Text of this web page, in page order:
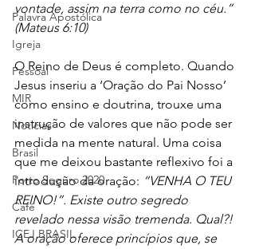
Palavra Apostólica
Igreja
Pessoal
MIR
Notícias
Brasil
Porto Seguro 2020
Café
ICEJ BRASIL
vontade, assim na terra como no céu.”
(Mateus 6:10)
O Reino de Deus é completo. Quando
Jesus inseriu a ‘Oração do Pai Nosso’
como ensino e doutrina, trouxe uma
instrução de valores que não pode ser
medida na mente natural. Uma coisa
que me deixou bastante reflexivo foi a
introdução da oração: “VENHA O TEU
REINO!”. Existe outro segredo
revelado nessa visão tremenda. Qual?!
A oração oferece princípios que, se